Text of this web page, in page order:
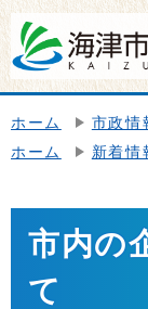
ホーム 市政情
ホーム
新着情
市内の
て